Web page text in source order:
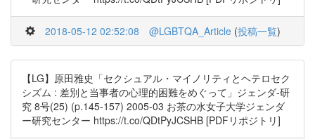
2018-05-12 02:52:08 @LGBTQA_Article (投稿一覧)
【LG】原田雅史「セクシュアル・マイノリティとヘテロセク
シズム : 差別と当事者の心理的困難をめぐって」ジェンダ-研
究 8号(25) (p.145-157) 2005-03 お茶の水女子大学ジェンダ
ー研究センター https://t.co/QDtPyJCSHB [PDFリポジトリ]